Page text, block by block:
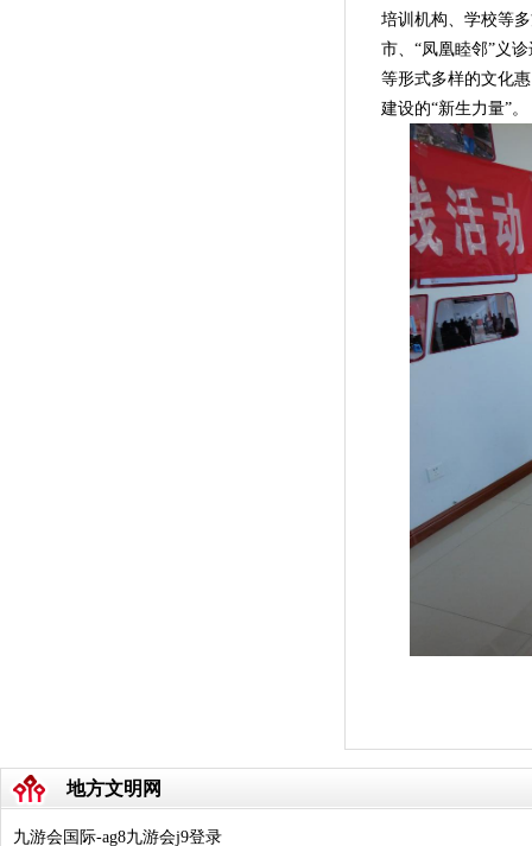
培训机构、学校等
市、“凤凰睦邻”义
等形式多样的文化
建设的“新生力量”。
地方文明网
九游会国际-ag8九游会j9登录